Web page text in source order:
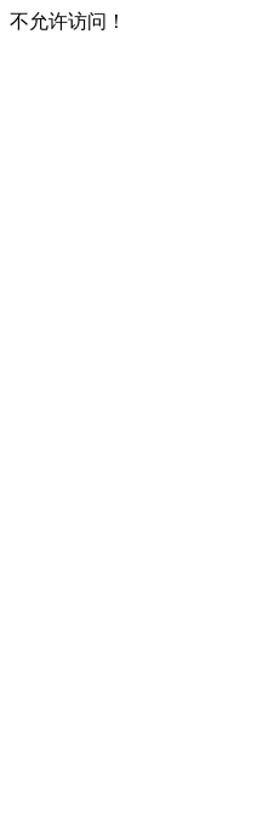
不允许访问！